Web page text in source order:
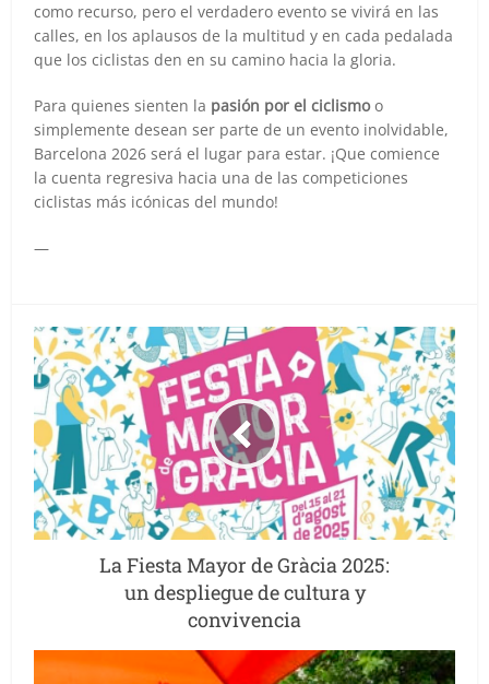
como recurso, pero el verdadero evento se vivirá en las
calles, en los aplausos de la multitud y en cada pedalada
que los ciclistas den en su camino hacia la gloria.
Para quienes sienten la pasión por el ciclismoo
simplemente desean ser parte de un evento inolvidable,
Barcelona 2026 será el lugar para estar. ¡Que comience
la cuenta regresiva hacia una de las competiciones
ciclistas más icónicas del mundo!
—
La Fiesta Mayor de Gràcia 2025:
un despliegue de cultura y
convivencia